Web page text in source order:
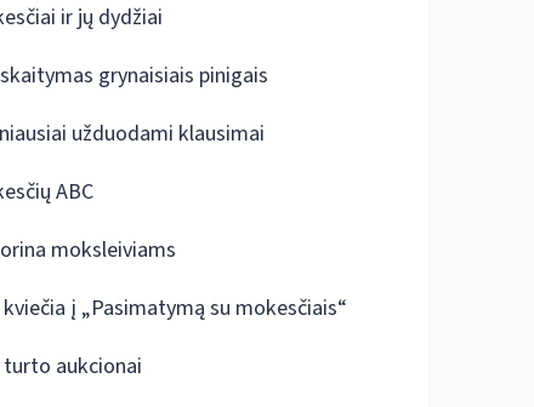
ir jų dydžiai
grynaisiais pinigais
užduodami klausimai
ABC
moksleiviams
kviečia į „Pasimatymą su mokesčiais“
turto aukcionai